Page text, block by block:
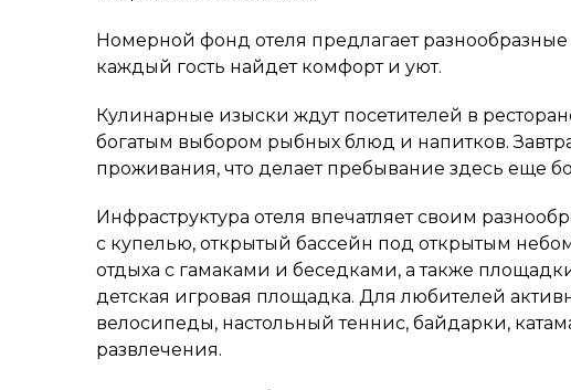
Номерной фонд отеля предлагает
каждый гость найдет комфорт и уют.
Кулинарные изыски ждут посетителей в
богатым выбором рыбных блюд и напитков.
проживания, что делает пребывание здесь еще
Инфраструктура отеля впечатляет своим
с купелью, открытый бассейн под открытым
отдыха с гамаками и беседками, а также
детская игровая площадка. Для любителей
велосипеды, настольный теннис, байдарки,
развлечения.